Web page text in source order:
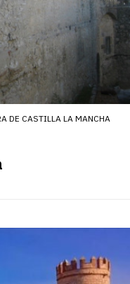
DE CASTILLA LA MANCHA